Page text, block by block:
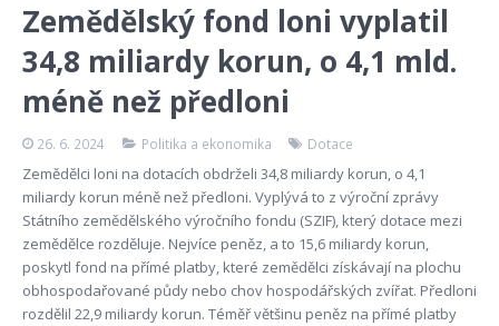
Zemědělský fond loni vyplatil
34,8 miliardy korun, o 4,1 mld.
méně než předloni
26. 6. 2024 Politika a ekonomika Dotace
Zemědělci loni na dotacích obdrželi 34,8 miliardy korun, o 4,1
miliardy korun méně než předloni. Vyplývá to z výroční zprávy
Státního zemědělského výročního fondu (SZIF), který dotace mezi
zemědělce rozděluje. Nejvíce peněz, a to 15,6 miliardy korun,
poskytl fond na přímé platby, které zemědělci získávají na plochu
obhospodařované půdy nebo chov hospodářských zvířat. Předloni
rozdělil 22,9 miliardy korun. Téměř většinu peněz na přímé platby